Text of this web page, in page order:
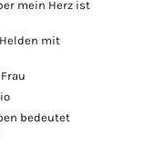
mein Herz ist
mit
bedeutet